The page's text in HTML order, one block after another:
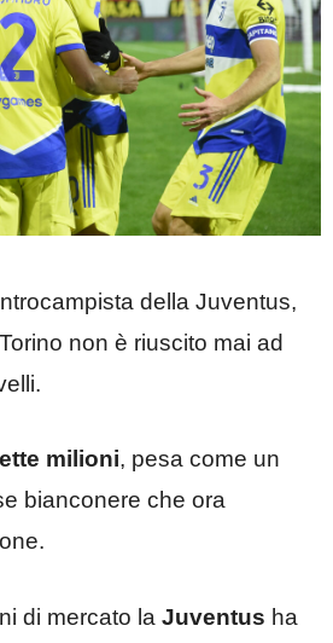
della Juventus,
non è riuscito mai ad
milioni, pesa come un
bianconere che ora
di mercato la Juventus ha